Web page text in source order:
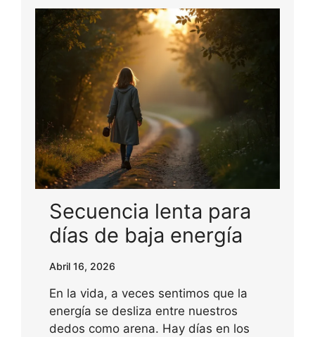
Secuencia lenta para
días de baja energía
Abril 16, 2026
En la vida, a veces sentimos que la
energía se desliza entre nuestros
dedos como arena. Hay días en los